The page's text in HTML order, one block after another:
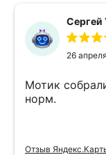
Сергей
26
Мотик
норм.
Отзыв